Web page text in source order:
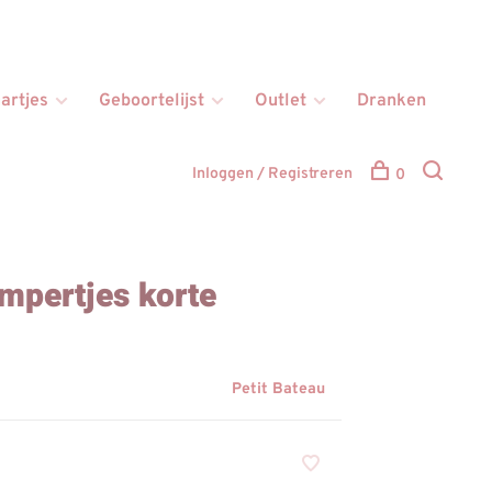
Geboortelijst Outlet
Dranken
Inloggen / Registreren 0
korte
Petit Bateau